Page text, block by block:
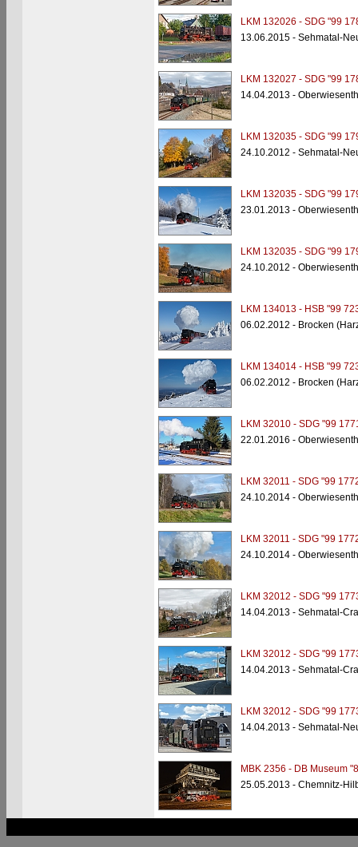
LKM 132026 - SDG "99
13.06.2015 - Sehmatal-
LKM 132027 - SDG "99
14.04.2013 -
LKM 132035 - SDG "99
24.10.2012 - Sehmatal-
LKM 132035 - SDG "99
23.01.2013 -
LKM 132035 - SDG "99
24.10.2012 -
LKM 134013 - HSB "99
06.02.2012 - Brocken
LKM 134014 - HSB "99
06.02.2012 - Brocken
LKM 32010 - SDG "99
22.01.2016 -
LKM 32011 - SDG "99
24.10.2014 -
LKM 32011 - SDG "99
24.10.2014 -
LKM 32012 - SDG "99
14.04.2013 - Sehmatal-
LKM 32012 - SDG "99
14.04.2013 - Sehmatal-
LKM 32012 - SDG "99
14.04.2013 - Sehmatal-
MBK 2356 - DB Museum
25.05.2013 - Chemnitz-